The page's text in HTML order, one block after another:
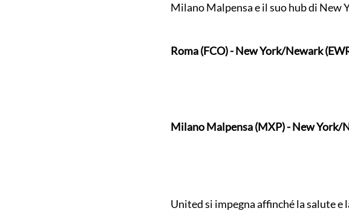
Milano Malpensa e il suo hub di New
Roma (FCO) - New York/Newark
Milano Malpensa (MXP) - New York/
United si impegna affinché la salute